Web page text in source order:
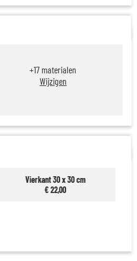
+17 materialen
Wijzigen
Vierkant 30 x 30 cm
€ 22,00